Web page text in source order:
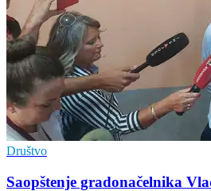
Društvo
Saopštenje gradonačelnika